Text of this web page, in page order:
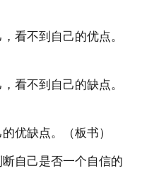
看不到自己的优点。
看不到自己的缺点。
优缺点。（板书）
自己是否一个自信的